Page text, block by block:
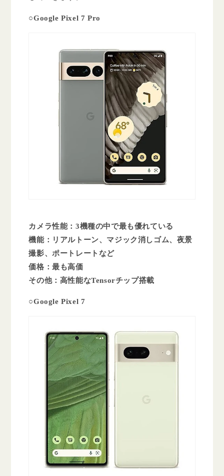
○Google Pixel 7 Pro
カメラ性能：3機種の中で最も優れている
機能：リアルトーン、マジック消しゴム、夜景
撮影、ポートレートなど
価格：最も高価
その他：高性能なTensorチップ搭載
○Google Pixel 7